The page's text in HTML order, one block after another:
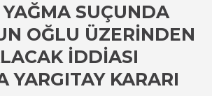
SUÇUNDA
OĞLU ÜZERINDEN
İDDIASI
YARGITAY KARARI